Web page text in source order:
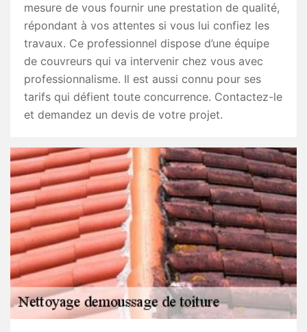
mesure de vous fournir une prestation de qualité,
répondant à vos attentes si vous lui confiez les
travaux. Ce professionnel dispose d’une équipe
de couvreurs qui va intervenir chez vous avec
professionnalisme. Il est aussi connu pour ses
tarifs qui défient toute concurrence. Contactez-le
et demandez un devis de votre projet.